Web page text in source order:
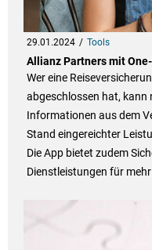
29.01.2024 Tools
Allianz Partners mit
Wer eine
abgeschlossen hat, kann
Informationen aus dem
Stand eingereichter
Die App bietet zudem
Dienstleistungen für